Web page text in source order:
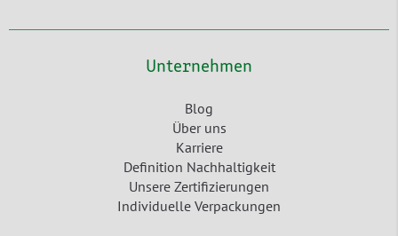
Unternehmen
Blog
Über uns
Karriere
Definition Nachhaltigkeit
Unsere Zertifizierungen
Individuelle Verpackungen